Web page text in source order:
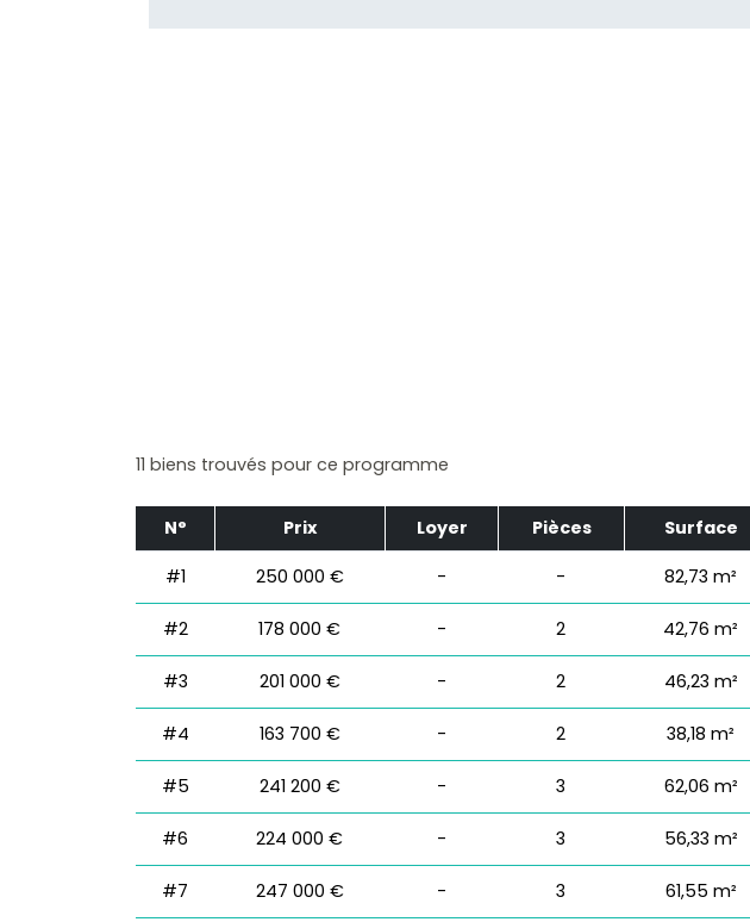
11 biens trouvés pour ce programme
N° Prix Loyer Pièces Surface
#1 250 000 € - - 82,73 m²
#2 178 000 € - 2 42,76 m²
#3 201 000 € - 2 46,23 m²
#4 163 700 € - 2 38,18 m²
#5 241 200 € - 3 62,06 m²
#6 224 000 € - 3 56,33 m²
#7 247 000 € - 3 61,55 m²